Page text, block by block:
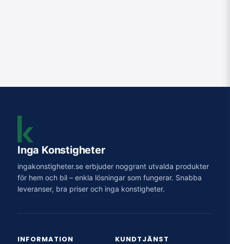
Inga Konstigheter
ingakonstigheter.se erbjuder noggrant utvalda produkter
för hem och bil – enkla lösningar som fungerar. Snabba
leveranser, bra priser och inga konstigheter.
INFORMATION KUNDTJÄNST